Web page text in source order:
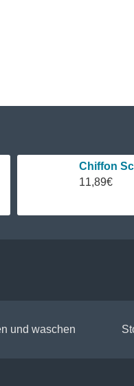
bedenkenlos in der
sich das
Tun Sie es.
Chiffon
11,89€
und waschen